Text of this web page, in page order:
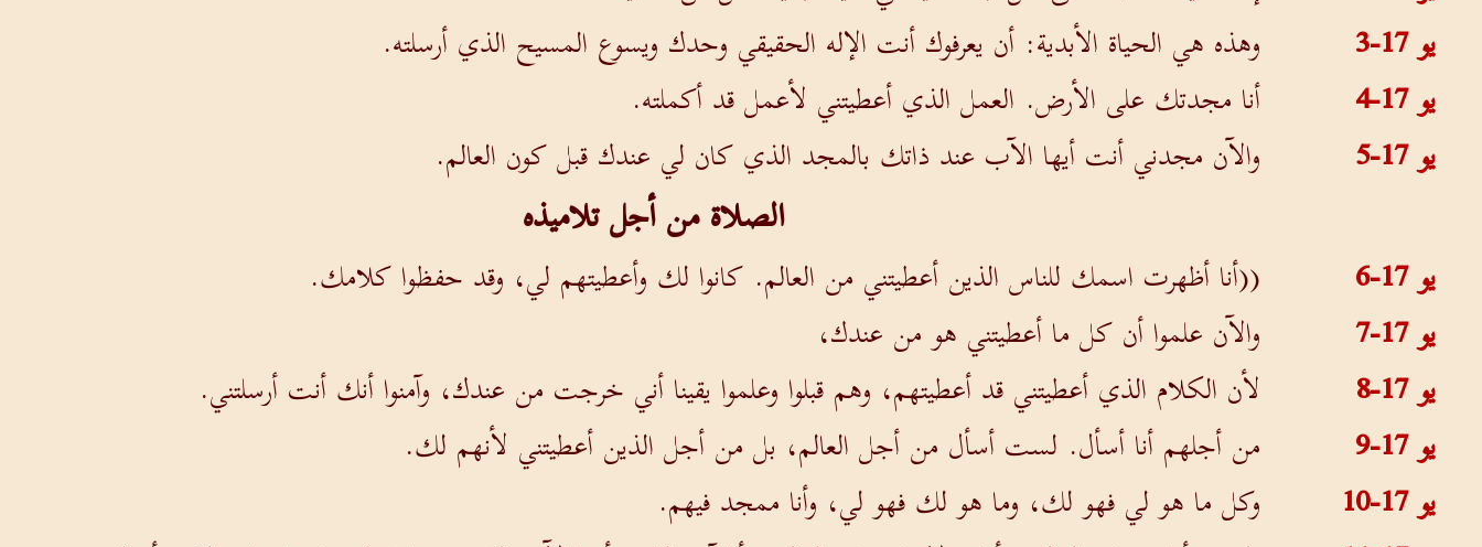
يو 17-3
وهذه هي الحياة الأبدية: أن يعرفوك أنت الإله الحقيقي وحدك ويسوع المسيح الذي أرسلته.
يو 17-4
أنا مجدتك على الأرض. العمل الذي أعطيتني لأعمل قد أكملته.
يو 17-5
والآن مجدني أنت أيها الآب عند ذاتك بالمجد الذي كان لي عندك قبل كون العالم.
الصلاة من أجل تلاميذه
يو 17-6
((أنا أظهرت اسمك للناس الذين أعطيتني من العالم. كانوا لك وأعطيتهم لي، وقد حفظوا كلامك.
يو 17-7
والآن علموا أن كل ما أعطيتني هو من عندك،
يو 17-8
لأن الكلام الذي أعطيتني قد أعطيتهم، وهم قبلوا وعلموا يقينا أني خرجت من عندك، وآمنوا أنك أنت أرسلتني.
يو 17-9
من أجلهم أنا أسأل. لست أسأل من أجل العالم، بل من أجل الذين أعطيتني لأنهم لك.
يو 17-10
وكل ما هو لي فهو لك، وما هو لك فهو لي، وأنا ممجد فيهم.